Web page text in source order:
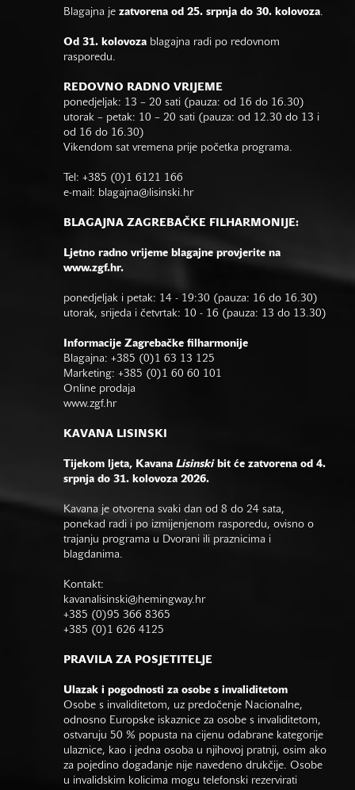
Blagajna je zatvorena od 25. srpnja do 30. kolovoza.
Od 31. kolovoza blagajna radi po redovnom
rasporedu.
REDOVNO RADNO VRIJEME
ponedjeljak: 13 – 20 sati (pauza: od 16 do 16.30)
utorak – petak: 10 – 20 sati (pauza: od 12.30 do 13 i
od 16 do 16.30)
Vikendom sat vremena prije početka programa.
Tel: +385 (0)1 6121 166
e-mail: blagajna@lisinski.hr
BLAGAJNA ZAGREBAČKE FILHARMONIJE:
Ljetno radno vrijeme blagajne provjerite na
www.zgf.hr.
ponedjeljak i petak: 14 - 19:30 (pauza: 16 do 16.30)
utorak, srijeda i četvrtak: 10 - 16 (pauza: 13 do 13.30)
Informacije Zagrebačke filharmonije
Blagajna: +385 (0)1 63 13 125
Marketing: +385 (0)1 60 60 101
Online prodaja
www.zgf.hr
KAVANA LISINSKI
Tijekom ljeta, Kavana Lisinskibit će zatvorena od 4.
srpnja do 31. kolovoza 2026.
Kavana je otvorena svaki dan od 8 do 24 sata,
ponekad radi i po izmijenjenom rasporedu, ovisno o
trajanju programa u Dvorani ili praznicima i
blagdanima.
Kontakt:
kavanalisinski@hemingway.hr
+385 (0)95 366 8365
+385 (0)1 626 4125
PRAVILA ZA POSJETITELJE
Ulazak i pogodnosti za osobe s invaliditetom
Osobe s invaliditetom, uz predočenje Nacionalne,
odnosno Europske iskaznice za osobe s invaliditetom,
ostvaruju 50 % popusta na cijenu odabrane kategorije
ulaznice, kao i jedna osoba u njihovoj pratnji, osim ako
za pojedino događanje nije navedeno drukčije. Osobe
u invalidskim kolicima mogu telefonski rezervirati